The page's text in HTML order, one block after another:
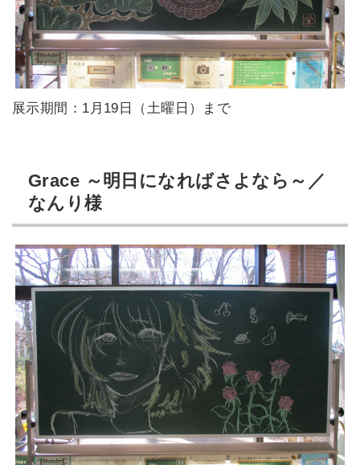
展示期間：1月19日（土曜日）まで
Grace ～明日になればさよなら～／
なんり様